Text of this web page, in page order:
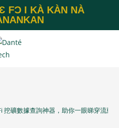
FƆ I KÀ KÀN NÀ
挖礦數據查詢神器，助你一眼睇穿流動